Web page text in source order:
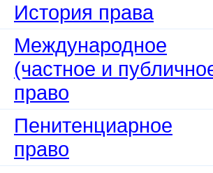
История права
Международное
(частное и
право
Пенитенциарное
право